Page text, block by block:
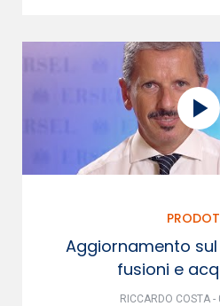
Aggiornamento
fusioni e
RICCARDO COSTA -